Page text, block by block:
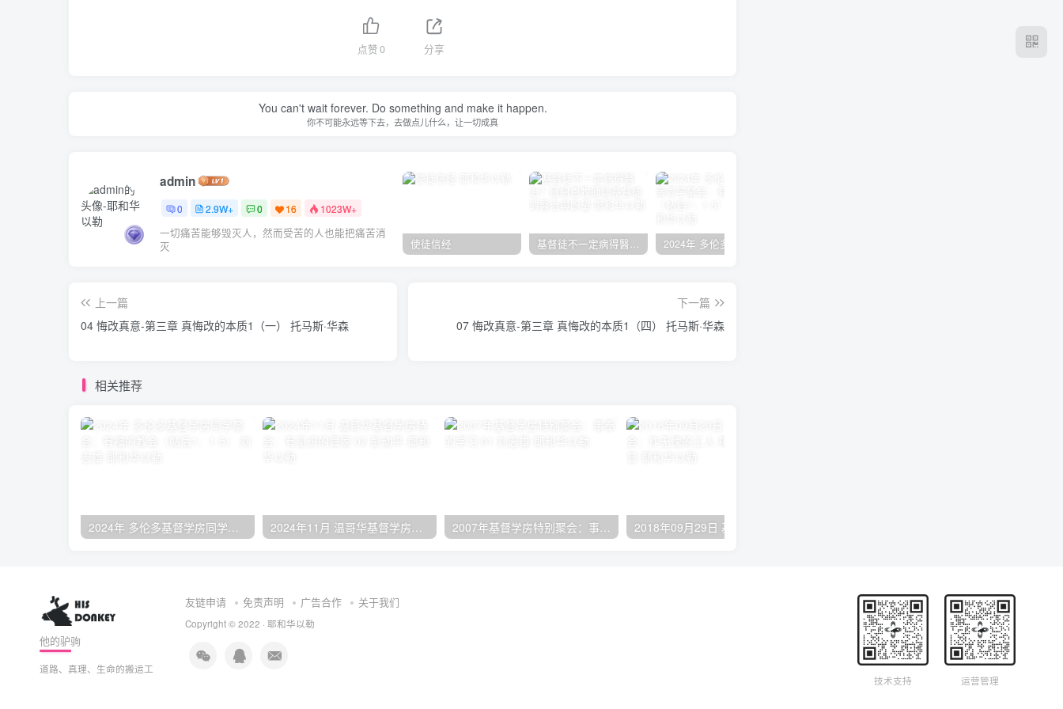
点赞0 分享
You can't wait forever. Do something and make it happen.
你不可能永远等下去，去做点儿什么，让一切成真
admin
0 2.9W+ 0 16 1023W+
一切痛苦能够毁灭人，然而受苦的人也能把痛苦消
灭
使徒信经
上一篇
04 悔改真意-第三章 真悔改的本质1（一） 托马斯·华森
下一篇
07 悔改真意-第三章 真悔改的本质1（四） 托马斯·华森
相关推荐
他的驴驹
道路、真理、生命的搬运工
友链申请 免责声明 广告合作 关于我们
Copyright © 2022 · 耶和华以勒
技术支持 运营管理